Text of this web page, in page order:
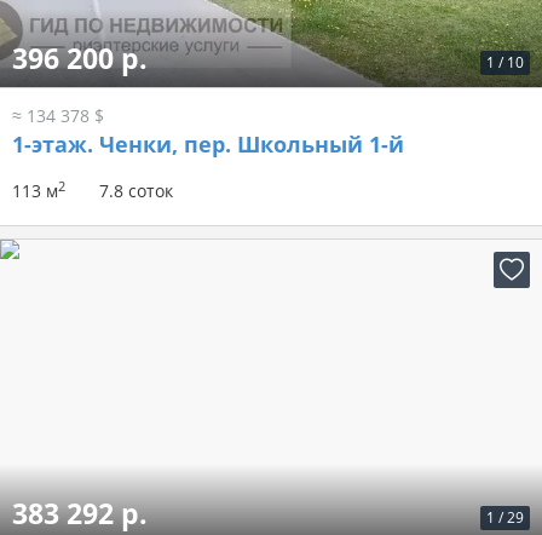
1 / 10
396 200 р.
≈ 134 378 $
1-этаж. Ченки, пер. Школьный 1-й
113 м2 7.8 соток
1 /29
383 292 р.